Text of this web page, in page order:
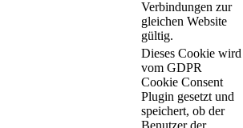
Verbindungen zur
gleichen Website
gültig.
Dieses Cookie wird
vom GDPR
Cookie Consent
Plugin gesetzt und
speichert, ob der